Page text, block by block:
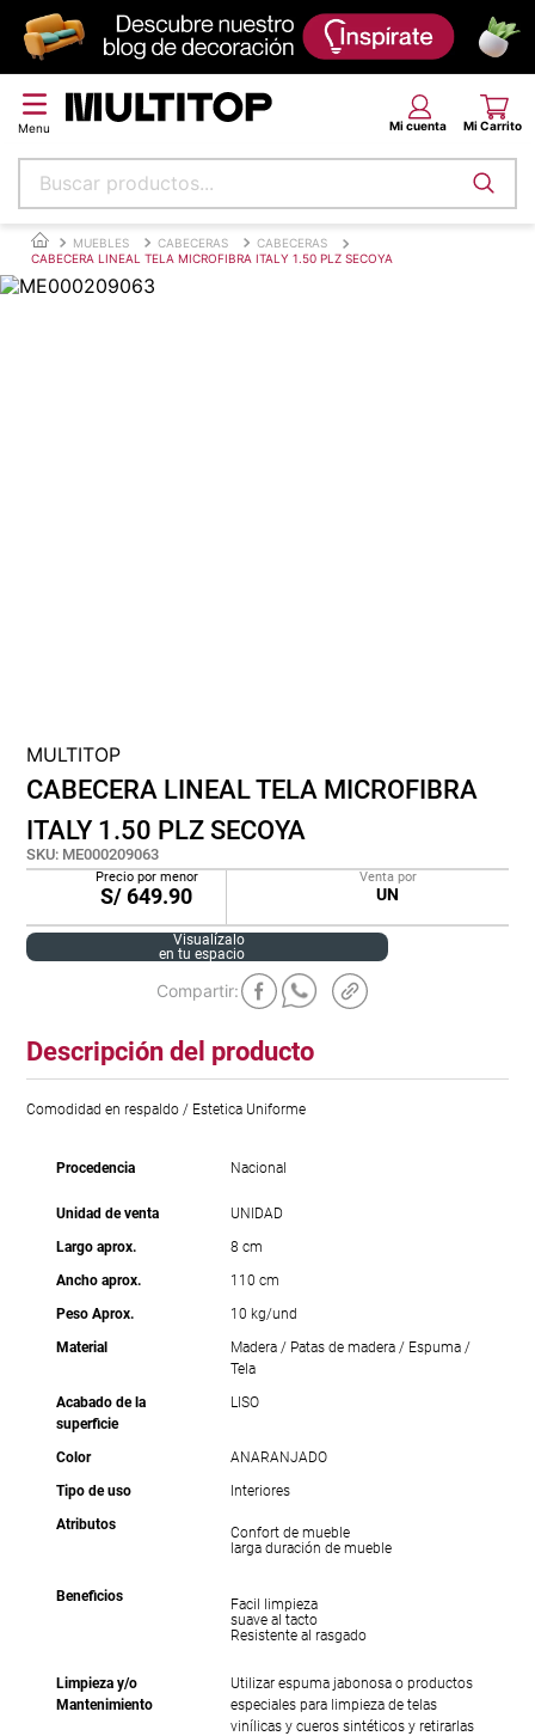
Buscar productos...
MUEBLES CABECERAS
CABECERAS
CABECERA LINEAL TELA MICROFIBRA ITALY 1.50 PLZ SECOYA
MULTITOP
CABECERA LINEAL TELA MICROFIBRA
ITALY 1.50 PLZ SECOYA
SKU: ME000209063
Precio por menor
S/649.90
Venta por
UN
Visualízalo
en tu espacio
Descripción del producto
Comodidad en respaldo / Estetica Uniforme
Procedencia Nacional
Unidad de venta
UNIDAD
Largo aprox.
8 cm
Ancho aprox.
110 cm
Peso Aprox.
10 kg/und
Material
Madera / Patas de madera / Espuma /
Tela
Acabado de la
superficie
LISO
Color
ANARANJADO
Tipo de uso
Interiores
Atributos
Confort de mueble
larga duración de mueble
Beneficios
Facil limpieza
suave al tacto
Resistente al rasgado
Limpieza y/o
Mantenimiento
Utilizar espuma jabonosa o productos
especiales para limpieza de telas
vinílicas y cueros sintéticos y retirarlas
Términos más buscados
papel tapiz